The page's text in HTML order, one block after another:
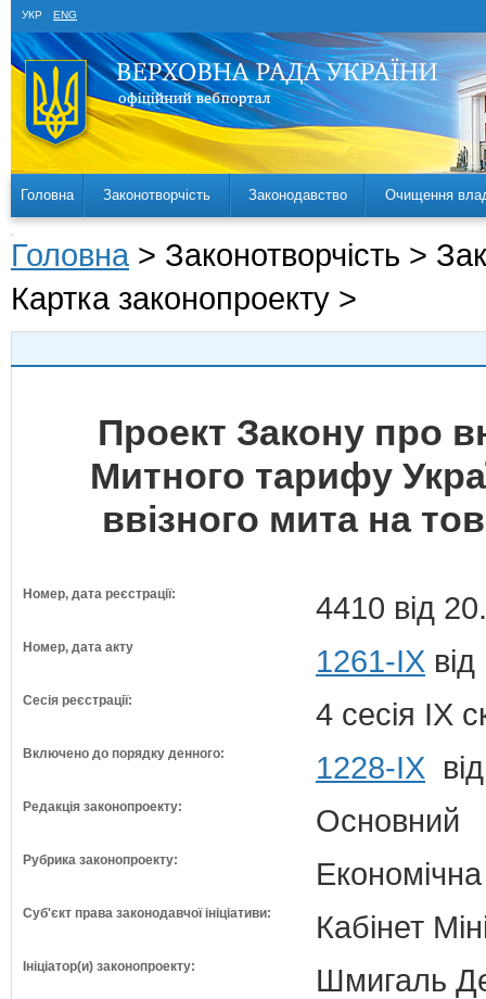
УКР ENG
Головна Законотворчість Законодавство Очищення
Головна > Законотворчість >
Картка законопроекту >
Проект Закону про
Митного тарифу
ввізного мита на
Номер, дата реєстрації: 4410 від
Номер, дата акту 1261-IX
Сесія реєстрації: 4 сесія IX
Включено до порядку денного: 1228-ІХ
Редакція законопроекту: Основний
Рубрика законопроекту:
Суб'єкт права законодавчої ініціативи: Кабінет
Ініціатор(и) законопроекту:
Шмигаль